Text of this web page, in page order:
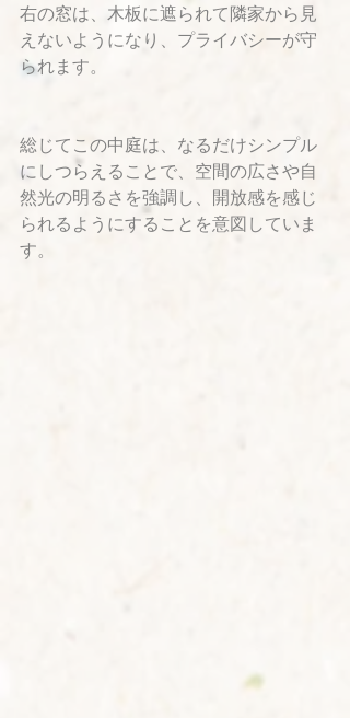
右の窓は、木板に遮られて隣家から見
えないようになり、プライバシーが守
られます。
総じてこの中庭は、なるだけシンプル
にしつらえることで、空間の広さや自
然光の明るさを強調し、開放感を感じ
られるようにすることを意図していま
す。